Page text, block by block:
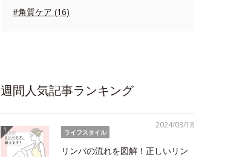
#角質ケア (16)
週間人気記事ランキング
2024/03/18
ライフスタイル
リンパの流れを図解！正しいリン